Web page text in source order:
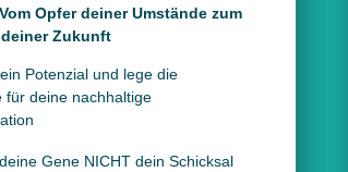
Opfer deiner Umstände zum
Zukunft
Potenzial und lege die
für deine nachhaltige
Gene NICHT dein Schicksal